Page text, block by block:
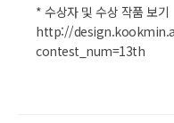
* 수상자 및 수상 작품 보기
http://
contest_num=13th